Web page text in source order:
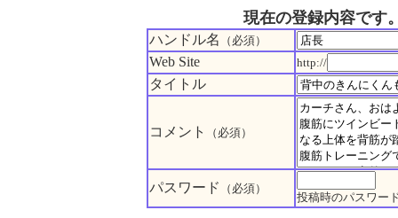
現在の登録内容です
ハンドル名 （必須）
Web Site http://
タイトル
コメント （必須）
パスワード （必須）
投稿時のパスワー